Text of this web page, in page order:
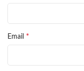
Email *